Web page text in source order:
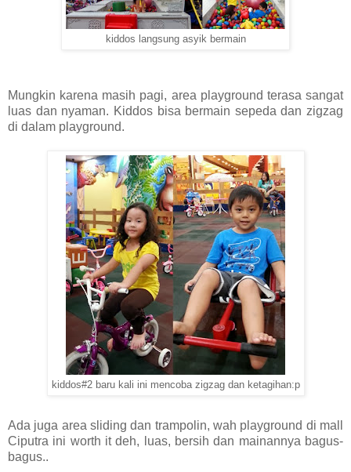
kiddos langsung asyik bermain
Mungkin karena masih pagi, area playground terasa sangat
luas dan nyaman. Kiddos bisa bermain sepeda dan zigzag
di dalam playground.
kiddos#2 baru kali ini mencoba zigzag dan ketagihan:p
Ada juga area sliding dan trampolin, wah playground di mall
Ciputra ini worth it deh, luas, bersih dan mainannya bagus-
bagus..